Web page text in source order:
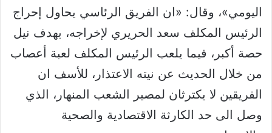
اليومي»، وقال: «ان الفريق الرئاسي يحاول إحراج
الرئيس المكلف سعد الحريري لإخراجه، بهدف نيل
حصة أكبر، فيما يلعب الرئيس المكلف لعبة أعصاب
من خلال الحديث عن نيته الاعتذار، للأسف ان
الفريقين لا يكترثان لمصير الشعب المنهار، الذي
وصل الى حد الكارثة الاقتصادية والصحية